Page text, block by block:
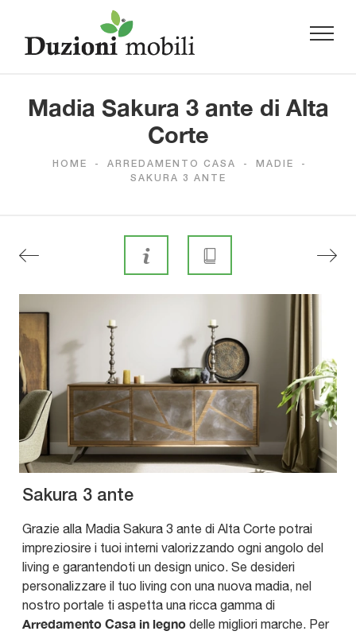
Madia Sakura 3 ante di Alta
Corte
HOME - ARREDAMENTO CASA - MADIE
-
SAKURA 3 ANTE
Sakura 3 ante
Grazie alla Madia Sakura 3 ante di Alta Corte potrai
impreziosire i tuoi interni valorizzando ogni angolo del
living e garantendoti un design unico. Se desideri
personalizzare il tuo living con una nuova madia, nel
nostro portale ti aspetta una ricca gamma di
Arredamento Casa in legno delle migliori marche. Per